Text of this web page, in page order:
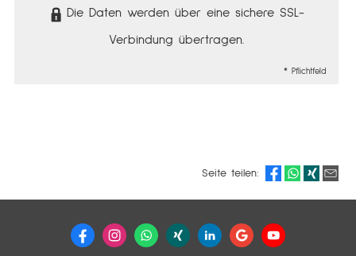
Die Daten werden über eine sichere SSL-
Verbindung übertragen.
* Pflichtfeld
Seite teilen: